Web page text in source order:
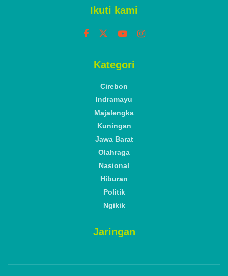
Ikuti kami
Kategori
Cirebon
Indramayu
Majalengka
Kuningan
Jawa Barat
Olahraga
Nasional
Hiburan
Politik
Ngikik
Jaringan